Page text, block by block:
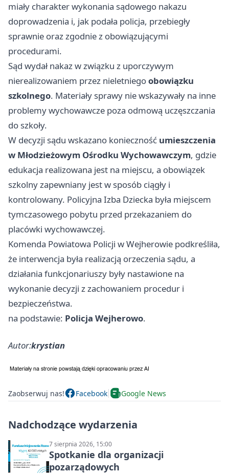
miały charakter wykonania sądowego nakazu
doprowadzenia i, jak podała policja, przebiegły
sprawnie oraz zgodnie z obowiązującymi
procedurami.
Sąd wydał nakaz w związku z uporczywym
nierealizowaniem przez nieletniegoobowiązku
szkolnego. Materiały sprawy nie wskazywały na inne
problemy wychowawcze poza odmową uczęszczania
do szkoły.
W decyzji sądu wskazano konieczność umieszczenia
w Młodzieżowym Ośrodku Wychowawczym, gdzie
edukacja realizowana jest na miejscu, a obowiązek
szkolny zapewniany jest w sposób ciągły i
kontrolowany. Policyjna Izba Dziecka była miejscem
tymczasowego pobytu przed przekazaniem do
placówki wychowawczej.
Komenda Powiatowa Policji w Wejherowie podkreśliła,
że interwencja była realizacją orzeczenia sądu, a
działania funkcjonariuszy były nastawione na
wykonanie decyzji z zachowaniem procedur i
bezpieczeństwa.
na podstawie: Policja Wejherowo.
Autor:krystian
Zaobserwuj nas! Facebook Google News
Nadchodzące wydarzenia
7 sierpnia 2026, 15:00
Spotkanie dla organizacji
pozarządowych